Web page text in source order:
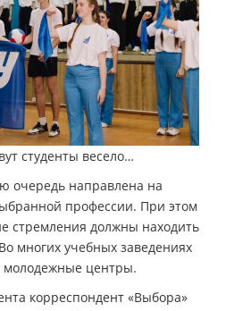
студенты весело…
очередь направлена на
профессии. При этом
стремления должны находить
многих учебных заведениях
молодежные центры.
корреспондент «Выбора»